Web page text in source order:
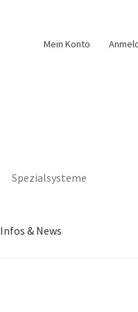
Mein Konto
Spezialsysteme
Infos & News